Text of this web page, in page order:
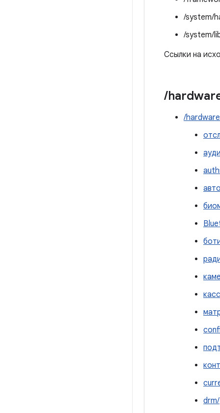
/system/
/system/
Ссылки на
/
/
drm/